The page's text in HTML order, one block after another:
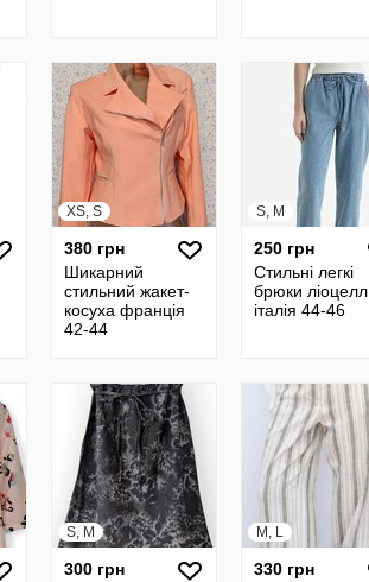
XS, S
380 грн
Шикарний
стильний жакет-
косуха франція
42-44
S, M
250 грн
Стильні легкі
брюки ліоцелл
італія 44-46
S, M
300 грн
M, L
330 грн